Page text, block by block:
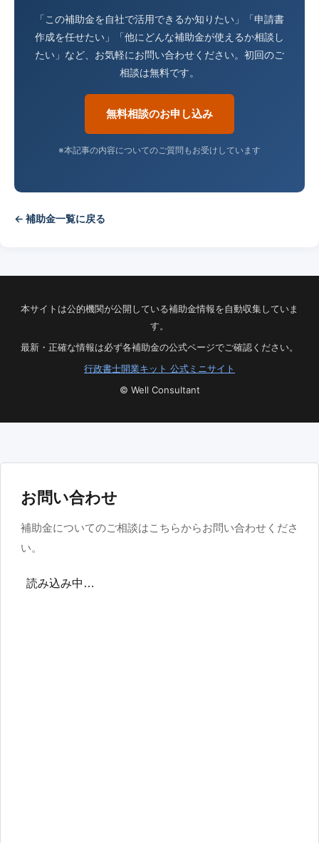
「この補助金を自社で活用できるか知りたい」「申請書
作成を任せたい」「他にどんな補助金が使えるか相談し
たい」など、お気軽にお問い合わせください。初回のご
相談は無料です。
無料相談のお申し込み
※本記事の内容についてのご質問もお受けしています
← 補助金一覧に戻る
本サイトは公的機関が公開している補助金情報を自動収集していま
す。
最新・正確な情報は必ず各補助金の公式ページでご確認ください。
行政書士開業キット 公式ミニサイト
© Well Consultant
お問い合わせ
補助金についてのご相談はこちらからお問い合わせくださ
い。